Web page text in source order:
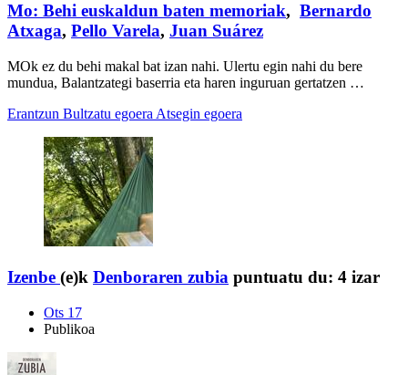
Mo: Behi euskaldun baten memoriak, Bernardo
Atxaga, Pello Varela, Juan Suárez
MOk ez du behi makal bat izan nahi. Ulertu egin nahi du bere
mundua, Balantzategi baserria eta haren inguruan gertatzen …
Erantzun Bultzatu egoera Atsegin egoera
Izenbe (e)k Denboraren zubia puntuatu du: 4 izar
Ots 17
Publikoa